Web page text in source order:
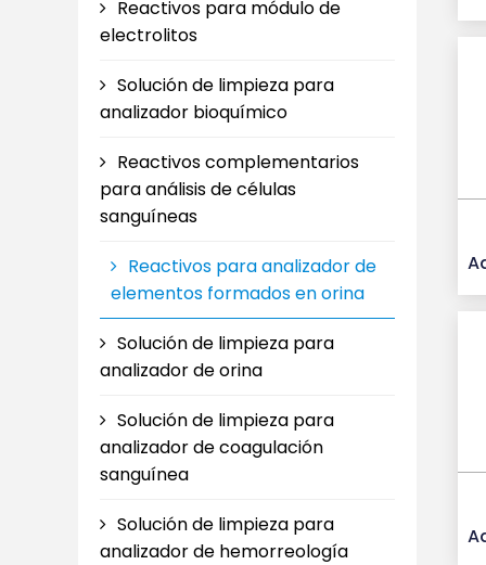
Reactivos para módulo de
electrolitos
Solución de limpieza para
analizador bioquímico
Reactivos complementarios
para análisis de células
sanguíneas
Reactivos para analizador de
elementos formados en orina
Solución de limpieza para
analizador de orina
Solución de limpieza para
analizador de coagulación
sanguínea
Solución de limpieza para
analizador de hemorreología